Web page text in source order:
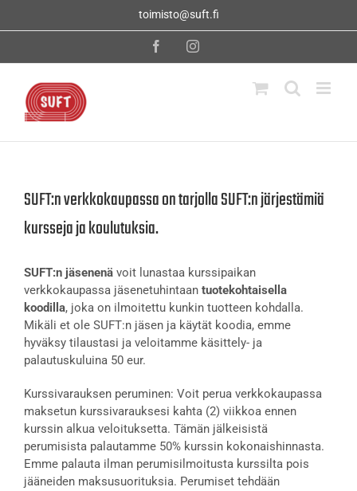
toimisto@suft.fi
FacebookInstagram
SUFT:n verkkokaupassa on tarjolla SUFT:n järjestämiä
kursseja ja koulutuksia.
SUFT:n jäsenenä voit lunastaa kurssipaikan
verkkokaupassa jäsenetuhintaan tuotekohtaisella
koodilla, joka on ilmoitettu kunkin tuotteen kohdalla.
Mikäli et ole SUFT:n jäsen ja käytät koodia, emme
hyväksy tilaustasi ja veloitamme käsittely- ja
palautuskuluina 50 eur.
Kurssivarauksen peruminen: Voit perua verkkokaupassa
maksetun kurssivarauksesi kahta (2) viikkoa ennen
kurssin alkua veloituksetta. Tämän jälkeisistä
perumisista palautamme 50% kurssin kokonaishinnasta.
Emme palauta ilman perumisilmoitusta kurssilta pois
jääneiden maksusuorituksia. Perumiset tehdään